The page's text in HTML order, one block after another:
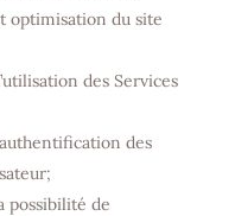
optimisation du site
des Services
des
possibilité de